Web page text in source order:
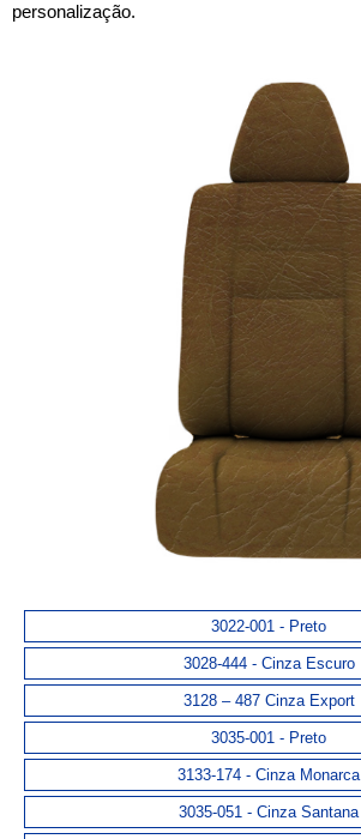
personalização.
3022-001 - Preto
3028-444 - Cinza Escuro
3128 – 487 Cinza Export
3035-001 - Preto
3133-174 - Cinza Monarca
3035-051 - Cinza Santana